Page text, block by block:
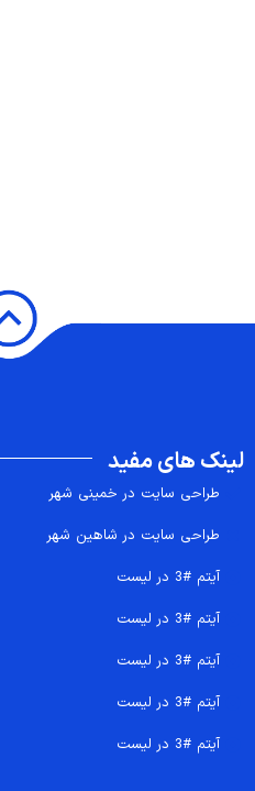
لینک های مفید
طراحی سایت در خمینی شهر
طراحی سایت در شاهین شهر
آیتم #3 در لیست
آیتم #3 در لیست
آیتم #3 در لیست
آیتم #3 در لیست
آیتم #3 در لیست